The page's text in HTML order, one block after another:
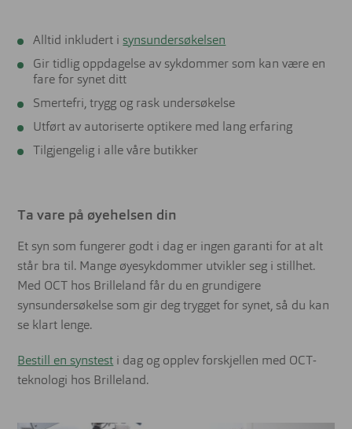
Alltid inkludert isynsundersøkelsen
Gir tidlig oppdagelse av sykdommer som kan være en
fare for synet ditt
Smertefri, trygg og rask undersøkelse
Utført av autoriserte optikere med lang erfaring
Tilgjengelig i alle våre butikker
Ta vare på øyehelsen din
Et syn som fungerer godt i dag er ingen garanti for at alt
står bra til. Mange øyesykdommer utvikler seg i stillhet.
Med OCT hos Brilleland får du en grundigere
synsundersøkelse som gir deg trygget for synet, så du kan
se klart lenge.
Bestill en synstest i dag og opplev forskjellen med OCT-
teknologi hos Brilleland.